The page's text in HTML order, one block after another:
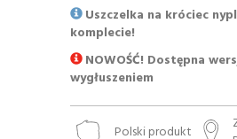
Uszczelka na króciec
komplecie!
NOWOŚĆ! Dostępna
wygłuszeniem
Polski produkt